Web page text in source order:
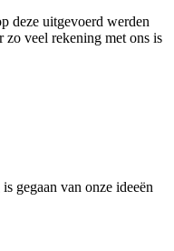
deze uitgevoerd werden
veel rekening met ons is
gegaan van onze ideeën